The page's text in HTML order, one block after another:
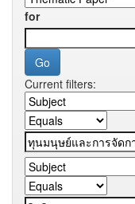
for
Current filters: